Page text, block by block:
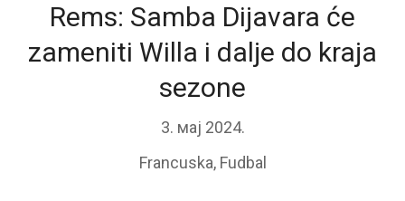
Rems: Samba Dijavara će
zameniti Willa i dalje do kraja
sezone
3. мај 2024.
Francuska, Fudbal